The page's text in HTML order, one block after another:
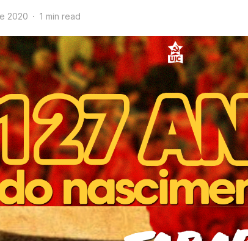
2020 1 min read